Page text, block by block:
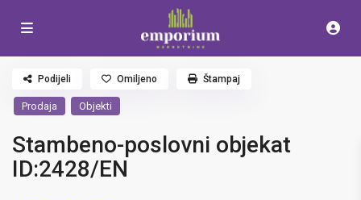
Prodaja Objekti
Stambeno-poslovni objekat
ID:2428/EN
Podijeli Omiljeno Štampaj